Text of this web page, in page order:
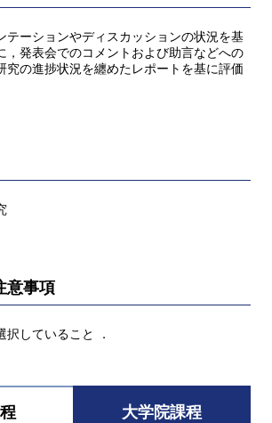
テーションやディスカッションの状況を基
，発表会でのコメントおよび助言などへの
究の進捗状況を纏めたレポートを基に評価
意事項
択していること ．
大学院課程